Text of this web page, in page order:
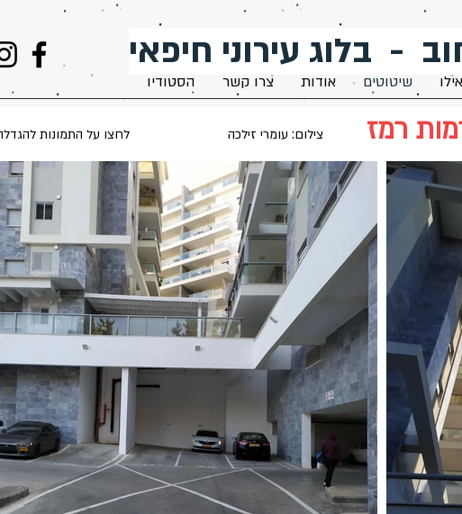
- בלוג עירוני חיפאי
הסטודיו צרו קשר אודות שיטוטים אילו
רמז לחצו על התמונות צילום: עומרי זילכה